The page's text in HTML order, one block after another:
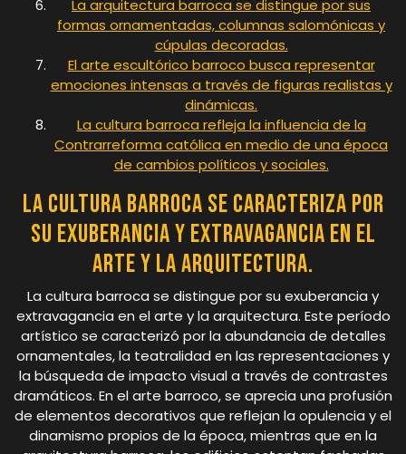
La arquitectura barroca se distingue por sus
formas ornamentadas, columnas salomónicas y
cúpulas decoradas.
El arte escultórico barroco busca representar
emociones intensas a través de figuras realistas y
dinámicas.
La cultura barroca refleja la influencia de la
Contrarreforma católica en medio de una época
de cambios políticos y sociales.
La cultura barroca se caracteriza por
su exuberancia y extravagancia en el
arte y la arquitectura.
La cultura barroca se distingue por su exuberancia y
extravagancia en el arte y la arquitectura. Este período
artístico se caracterizó por la abundancia de detalles
ornamentales, la teatralidad en las representaciones y
la búsqueda de impacto visual a través de contrastes
dramáticos. En el arte barroco, se aprecia una profusión
de elementos decorativos que reflejan la opulencia y el
dinamismo propios de la época, mientras que en la